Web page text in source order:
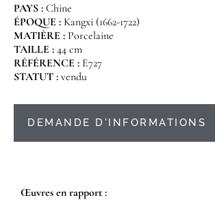
PAYS : Chine
ÉPOQUE : Kangxi (1662-1722)
MATIÈRE : Porcelaine
TAILLE : 44 cm
RÉFÉRENCE : E727
STATUT : vendu
DEMANDE D'INFORMATIONS
Œuvres en rapport :​